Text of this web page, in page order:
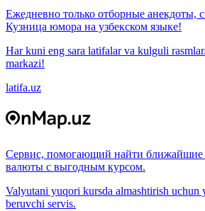
Ежедневно только отборные анекдоты,
Кузница юмора на узбекском языке!
Har kuni eng sara latifalar va kulguli
markazi!
latifa.uz
Сервис, помогающий найти ближайшие
валюты с выгодным курсом.
Valyutani yuqori kursda almashtirish uchun
beruvchi servis.